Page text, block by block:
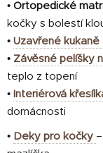
• Ortopedické
kočky s bolestí
• Uzavřené
• Závěsné pelíšky
teplo z topení
• Interiérová
domácnosti
• Deky pro kočky